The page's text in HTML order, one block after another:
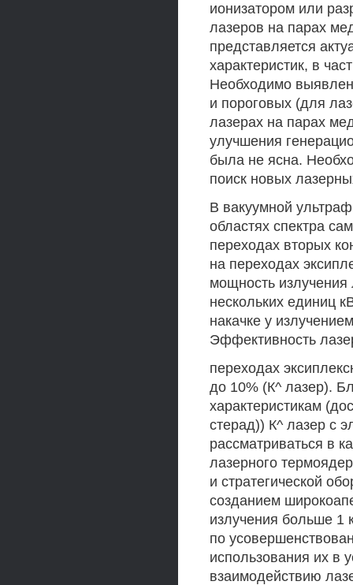
ионизатором или
лазеров на парах
представляется
характеристик, в
Необходимо
и пороговых (для
лазерах на парах
улучшения
была не ясна.
поиск новых
В вакуумной
областях спектра
переходах вторых
на переходах
мощность излучения
нескольких единиц
накачке у
Эффективность
переходах
до 10% (К^ лазер).
характеристикам
стерад)) К^ лазер с
рассматриваться в
лазерного
и стратегической
созданием
излучения больше
по
использования их в
взаимодействию